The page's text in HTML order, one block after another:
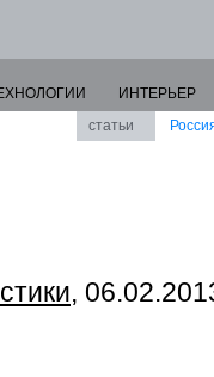
ИНТЕРЬЕР
статьи
,